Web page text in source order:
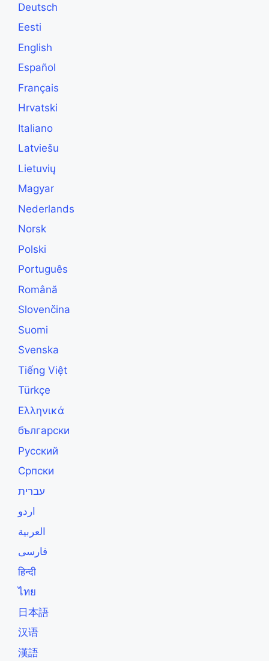
Deutsch
Eesti
English
Español
Français
Hrvatski
Italiano
Latviešu
Lietuvių
Magyar
Nederlands
Norsk
Polski
Português
Română
Slovenčina
Suomi
Svenska
Tiếng Việt
Türkçe
Ελληνικά
български
Русский
Српски
עברית
اردو
العربية
فارسی
हिन्दी
ไทย
日本語
汉语
漢語